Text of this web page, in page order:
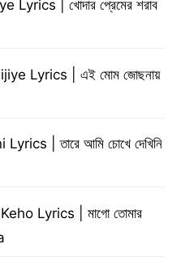
| খোদার প্রেমের শরাব
Lyrics | এই মোম জোছনায়
| তারে আমি চোখে দেখিনি
Lyrics | মাগো তোমার